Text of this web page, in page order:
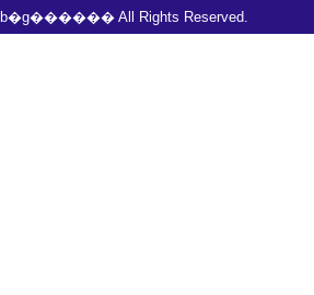
All Rights Reserved.